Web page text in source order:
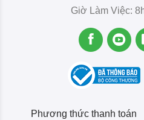
Giờ Làm Việc:
Phương thức thanh toán